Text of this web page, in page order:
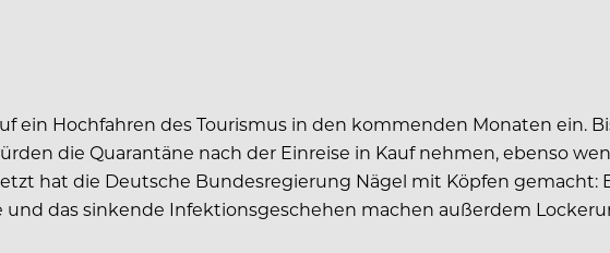
ein Hochfahren des Tourismus in den kommenden Monaten ein.
die Quarantäne nach der Einreise in Kauf nehmen, ebenso
hat die Deutsche Bundesregierung Nägel mit Köpfen gemacht:
das sinkende Infektionsgeschehen machen außerdem